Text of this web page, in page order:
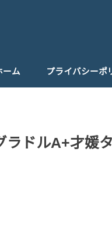
ーム プライバシーポ
ラドルA+才媛